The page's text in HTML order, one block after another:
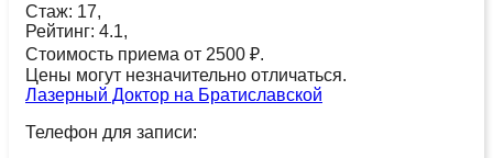
Стаж: 17,
Рейтинг: 4.1,
Стоимость приема от 2500 ₽.
Цены могут незначительно отличаться.
Лазерный Доктор на Братиславской
Телефон для записи: